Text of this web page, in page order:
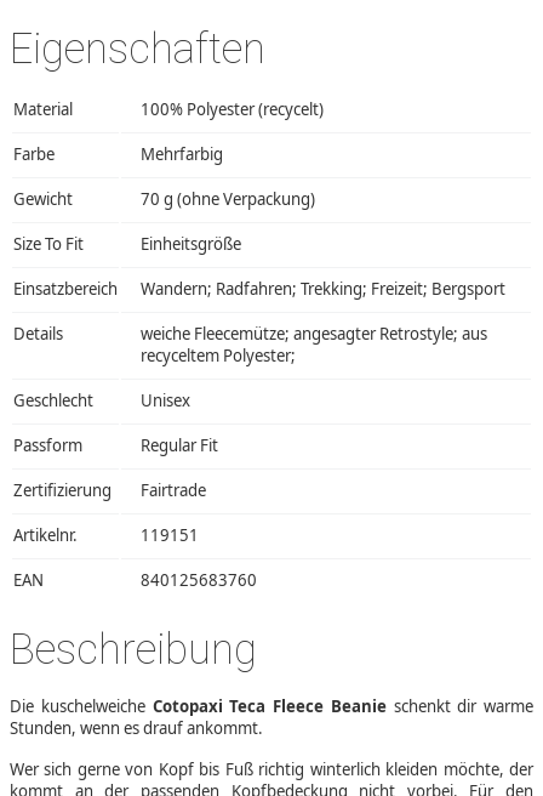
Eigenschaften
Material 100% Polyester (recycelt)
Farbe Mehrfarbig
Gewicht 70 g (ohne Verpackung)
Size To Fit Einheitsgröße
Einsatzbereich Wandern; Radfahren; Trekking; Freizeit; Bergsport
Details
weiche Fleecemütze; angesagter Retrostyle; aus
recyceltem Polyester;
Geschlecht Unisex
Passform Regular Fit
Zertifizierung Fairtrade
Artikelnr. 119151
EAN 840125683760
Beschreibung
Die kuschelweiche Cotopaxi Teca Fleece Beanieschenkt dir warme
Stunden, wenn es drauf ankommt.
Wer sich gerne von Kopf bis Fuß richtig winterlich kleiden möchte, der
kommt an der passenden Kopfbedeckung nicht vorbei. Für den